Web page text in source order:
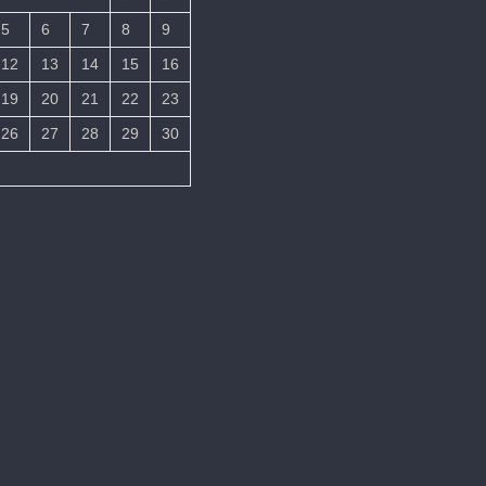
5 6 7 8
9
12 13 14 15
16
19 20 21 22
23
26 27 28 29
30